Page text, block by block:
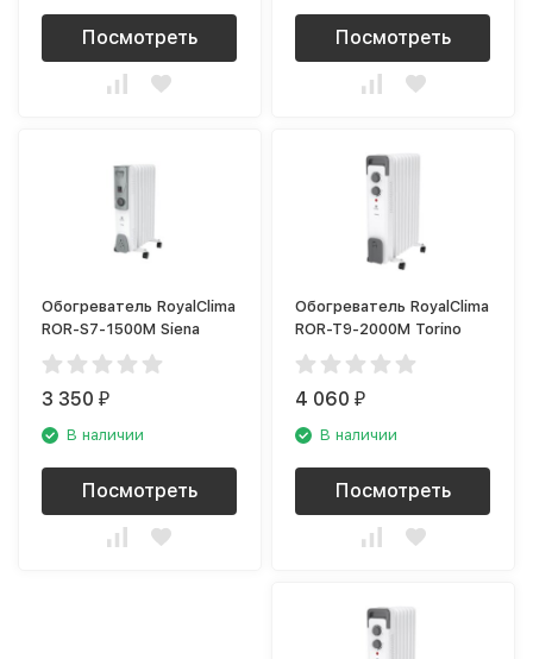
Посмотреть Посмотреть
Обогреватель RoyalClima
ROR-S7-1500M Siena
3 350₽
В наличии
Посмотреть
Обогреватель RoyalClima
ROR-T9-2000M Torino
4 060₽
В наличии
Посмотреть